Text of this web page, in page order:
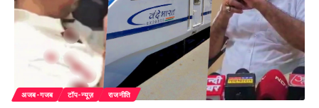
अजब-गजब टॉप-न्यूज़ राजनीति